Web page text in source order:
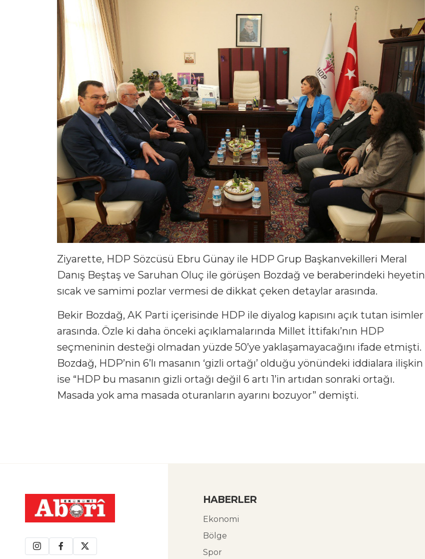
Ziyarette, HDP Sözcüsü Ebru Günay ile HDP Grup Başkanvekilleri Meral
Danış Beştaş ve Saruhan Oluç ile görüşen Bozdağ ve beraberindeki heyetin
sıcak ve samimi pozlar vermesi de dikkat çeken detaylar arasında.
Bekir Bozdağ, AK Parti içerisinde HDP ile diyalog kapısını açık tutan isimler
arasında. Özle ki daha önceki açıklamalarında Millet İttifakı’nın HDP
seçmeninin desteği olmadan yüzde 50’ye yaklaşamayacağını ifade etmişti.
Bozdağ, HDP’nin 6’lı masanın ‘gizli ortağı’ olduğu yönündeki iddialara ilişkin
ise “HDP bu masanın gizli ortağı değil 6 artı 1’in artıdan sonraki ortağı.
Masada yok ama masada oturanların ayarını bozuyor” demişti.
HABERLER
Ekonomi
Bölge
Spor